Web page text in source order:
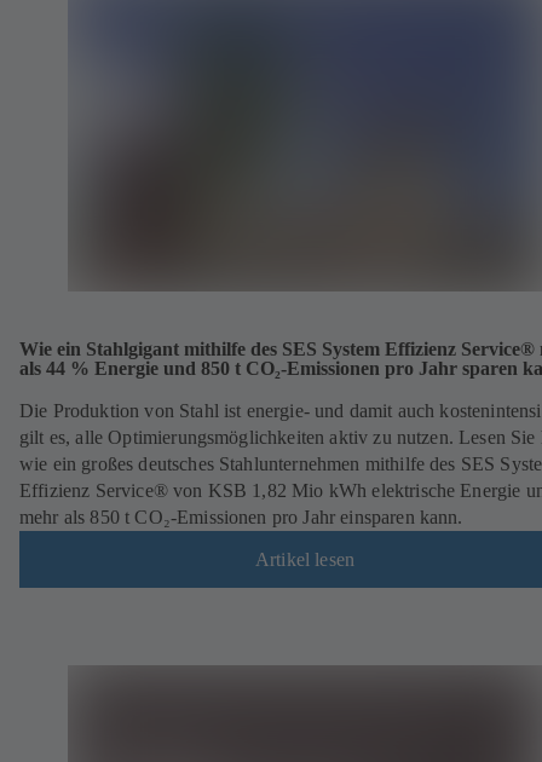
Wie ein Stahlgigant mithilfe des SES System Effizienz Service®
als 44 % Energie und 850 t CO₂-Emissionen pro Jahr sparen
Die Produktion von Stahl ist energie- und damit auch
gilt es, alle Optimierungs­möglich­keiten aktiv zu nutzen. Lesen Sie
wie ein großes deutsches Stahlunternehmen mithilfe des SES
Effizienz Service® von KSB 1,82 Mio kWh elektrische Energie
mehr als 850 t CO₂-Emissionen pro Jahr einsparen kann.
Artikel lesen